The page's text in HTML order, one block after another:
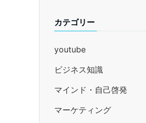
カテゴリー
youtube
ビジネス知識
マインド・自己啓発
マーケティング